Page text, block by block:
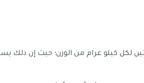
على 0.9 غرام من البروتين لكل كيلو غرام من الوزن؛